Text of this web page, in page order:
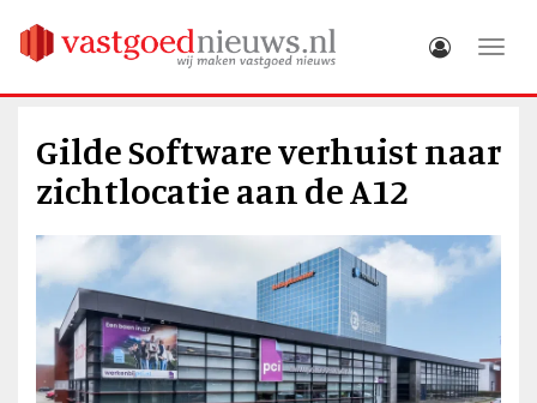
Gilde Software verhuist naar
zichtlocatie aan de A12